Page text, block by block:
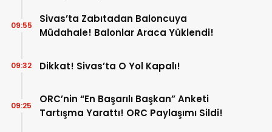
Sivas’ta Zabıtadan Baloncuya
Müdahale! Balonlar Araca Yüklendi!
09:55
Dikkat! Sivas’ta O Yol Kapalı!
09:32
ORC’nin “En Başarılı Başkan” Anketi
Tartışma Yarattı! ORC Paylaşımı Sildi!
09:25